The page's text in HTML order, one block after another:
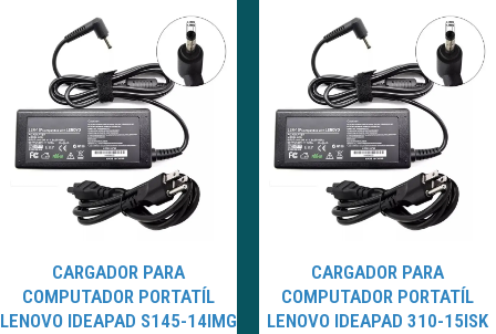
CARGADOR PARA
COMPUTADOR PORTATÍL
LENOVO IDEAPAD S145-14IMG
CARGADOR PARA
COMPUTADOR PORTATÍL
LENOVO IDEAPAD 310-15ISK